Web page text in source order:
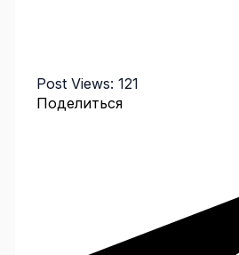
Post Views: 121
Поделиться